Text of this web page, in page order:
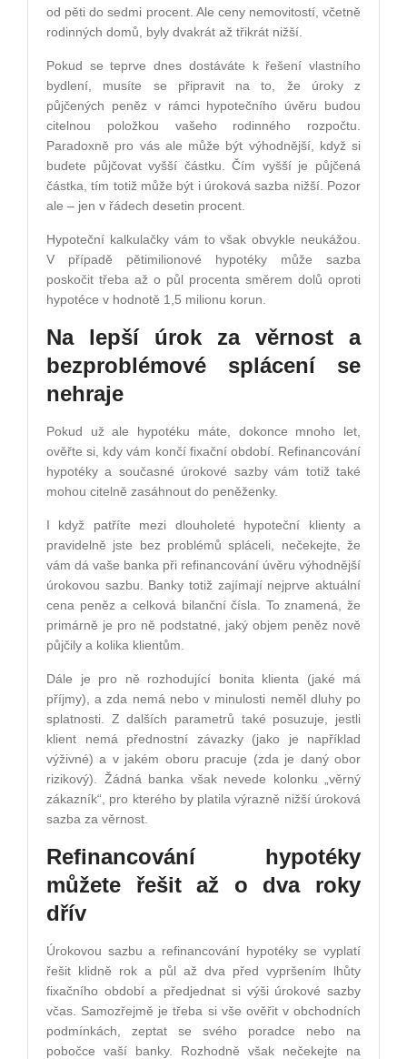
od pěti do sedmi procent. Ale ceny nemovitostí, včetně
rodinných domů, byly dvakrát až třikrát nižší.
Pokud se teprve dnes dostáváte k řešení vlastního
bydlení, musíte se připravit na to, že úroky z
půjčených peněz v rámci hypotečního úvěru budou
citelnou položkou vašeho rodinného rozpočtu.
Paradoxně pro vás ale může být výhodnější, když si
budete půjčovat vyšší částku. Čím vyšší je půjčená
částka, tím totiž může být i úroková sazba nižší. Pozor
ale – jen v řádech desetin procent.
Hypoteční kalkulačky vám to však obvykle neukážou.
V případě pětimilionové hypotéky může sazba
poskočit třeba až o půl procenta směrem dolů oproti
hypotéce v hodnotě 1,5 milionu korun.
Na lepší úrok za věrnost a
bezproblémové splácení se
nehraje
Pokud už ale hypotéku máte, dokonce mnoho let,
ověřte si, kdy vám končí fixační období. Refinancování
hypotéky a současné úrokové sazby vám totiž také
mohou citelně zasáhnout do peněženky.
I když patříte mezi dlouholeté hypoteční klienty a
pravidelně jste bez problémů spláceli, nečekejte, že
vám dá vaše banka při refinancování úvěru výhodnější
úrokovou sazbu. Banky totiž zajímají nejprve aktuální
cena peněz a celková bilanční čísla. To znamená, že
primárně je pro ně podstatné, jaký objem peněz nově
půjčily a kolika klientům.
Dále je pro ně rozhodující bonita klienta (jaké má
příjmy), a zda nemá nebo v minulosti neměl dluhy po
splatnosti. Z dalších parametrů také posuzuje, jestli
klient nemá přednostní závazky (jako je například
výživné) a v jakém oboru pracuje (zda je daný obor
rizikový). Žádná banka však nevede kolonku „věrný
zákazník“, pro kterého by platila výrazně nižší úroková
sazba za věrnost.
Refinancování hypotéky
můžete řešit až o dva roky
dřív
Úrokovou sazbu a refinancování hypotéky se vyplatí
řešit klidně rok a půl až dva před vypršením lhůty
fixačního období a předjednat si výši úrokové sazby
včas. Samozřejmě je třeba si vše ověřit v obchodních
podmínkách, zeptat se svého poradce nebo na
pobočce vaší banky. Rozhodně však nečekejte na